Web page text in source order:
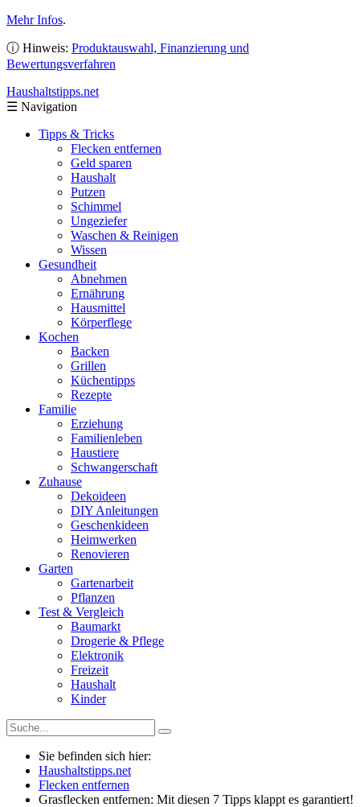
Mehr Infos.
ⓘ Hinweis: Produktauswahl, Finanzierung und
Bewertungsverfahren
Haushaltstipps.net
☰ Navigation
Tipps & Tricks
Flecken entfernen
Geld sparen
Haushalt
Putzen
Schimmel
Ungeziefer
Waschen & Reinigen
Wissen
Gesundheit
Abnehmen
Ernährung
Hausmittel
Körperflege
Kochen
Backen
Grillen
Küchentipps
Rezepte
Familie
Erziehung
Familienleben
Haustiere
Schwangerschaft
Zuhause
Dekoideen
DIY Anleitungen
Geschenkideen
Heimwerken
Renovieren
Garten
Gartenarbeit
Pflanzen
Test & Vergleich
Baumarkt
Drogerie & Pflege
Elektronik
Freizeit
Haushalt
Kinder
Sie befinden sich hier:
Haushaltstipps.net
Flecken entfernen
Grasflecken entfernen: Mit diesen 7 Tipps klappt es garantiert!